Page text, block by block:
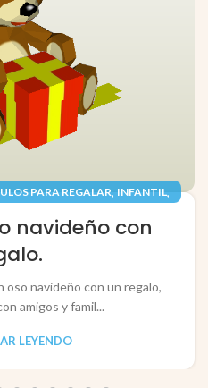
PARA REGALAR, INFANTIL,
PAPERCRAFT
navideño con
navideño con un regalo,
amigos y famil...
LEYENDO